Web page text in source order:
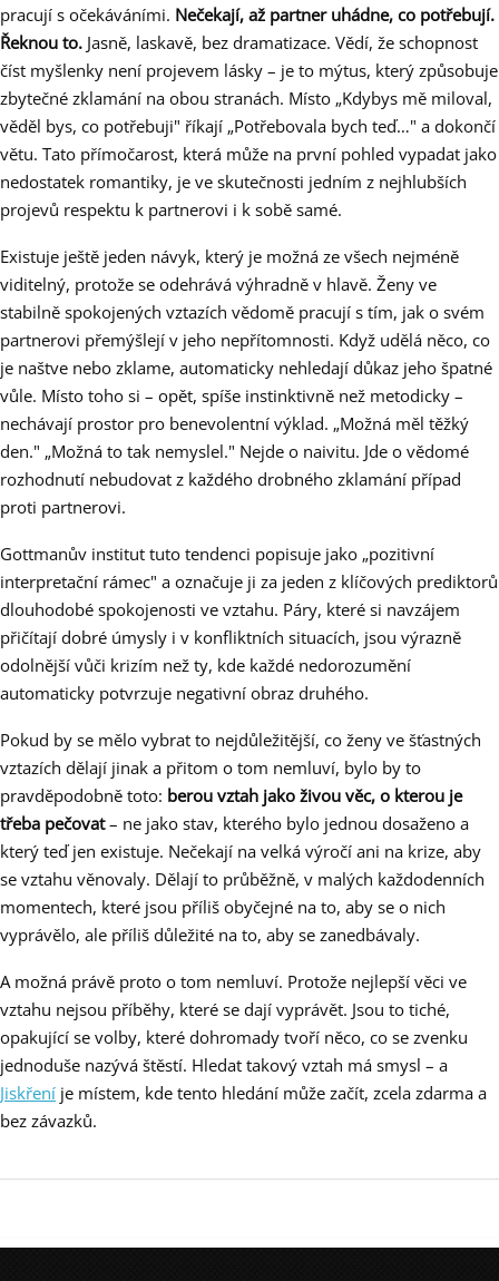
pracují s očekáváními. Nečekají, až partner uhádne, co potřebují.
Řeknou to. Jasně, laskavě, bez dramatizace. Vědí, že schopnost
číst myšlenky není projevem lásky – je to mýtus, který způsobuje
zbytečné zklamání na obou stranách. Místo „Kdybys mě miloval,
věděl bys, co potřebuji" říkají „Potřebovala bych teď…" a dokončí
větu. Tato přímočarost, která může na první pohled vypadat jako
nedostatek romantiky, je ve skutečnosti jedním z nejhlubších
projevů respektu k partnerovi i k sobě samé.
Existuje ještě jeden návyk, který je možná ze všech nejméně
viditelný, protože se odehrává výhradně v hlavě. Ženy ve
stabilně spokojených vztazích vědomě pracují s tím, jak o svém
partnerovi přemýšlejí v jeho nepřítomnosti. Když udělá něco, co
je naštve nebo zklame, automaticky nehledají důkaz jeho špatné
vůle. Místo toho si – opět, spíše instinktivně než metodicky –
nechávají prostor pro benevolentní výklad. „Možná měl těžký
den." „Možná to tak nemyslel." Nejde o naivitu. Jde o vědomé
rozhodnutí nebudovat z každého drobného zklamání případ
proti partnerovi.
Gottmanův institut tuto tendenci popisuje jako „pozitivní
interpretační rámec" a označuje ji za jeden z klíčových prediktorů
dlouhodobé spokojenosti ve vztahu. Páry, které si navzájem
přičítají dobré úmysly i v konfliktních situacích, jsou výrazně
odolnější vůči krizím než ty, kde každé nedorozumění
automaticky potvrzuje negativní obraz druhého.
Pokud by se mělo vybrat to nejdůležitější, co ženy ve šťastných
vztazích dělají jinak a přitom o tom nemluví, bylo by to
pravděpodobně toto: berou vztah jako živou věc, o kterou je
třeba pečovat– ne jako stav, kterého bylo jednou dosaženo a
který teď jen existuje. Nečekají na velká výročí ani na krize, aby
se vztahu věnovaly. Dělají to průběžně, v malých každodenních
momentech, které jsou příliš obyčejné na to, aby se o nich
vyprávělo, ale příliš důležité na to, aby se zanedbávaly.
A možná právě proto o tom nemluví. Protože nejlepší věci ve
vztahu nejsou příběhy, které se dají vyprávět. Jsou to tiché,
opakující se volby, které dohromady tvoří něco, co se zvenku
jednoduše nazývá štěstí. Hledat takový vztah má smysl – a
Jiskření je místem, kde tento hledání může začít, zcela zdarma a
bez závazků.